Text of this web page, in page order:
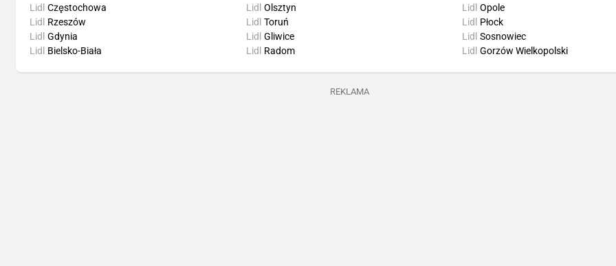
Lidl Częstochowa
Lidl
Rzeszów
Lidl Gdynia
Lidl
Bielsko-Biała
Lidl Olsztyn
Lidl Toruń
Lidl Gliwice
Lidl
Radom
Lidl Opole
Lidl
Płock
Lidl Sosnowiec
Lidl Gorzów Wielkopolski
REKLAMA